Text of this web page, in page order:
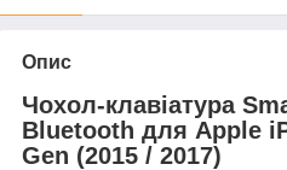
Опис
Чохол-клавіатура
Bluetooth для Apple
Gen (2015 / 2017)